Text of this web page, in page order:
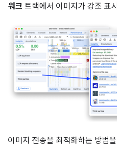
워크 트랙에서 이미지가 강조 표
이미지 전송을 최적화하는 방법